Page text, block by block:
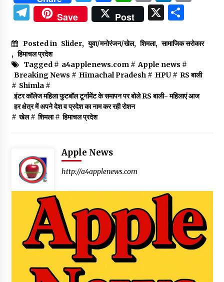
Telegram
Save Post X
Posted in Slider, युवा/मनोरंजन/खेल, शिमला, सामाजिक सरोकार
, हिमाचल प्रदेश
Tagged # a4applenews.com# Apple news #
Breaking News # Himachal Pradesh# HPU# RS बाली
# Shimla#
इंटर कॉलेज महिला फुटबॉल टूर्नामेंट के समापन पर बोले RS बाली- महिलाएं आज
हर क्षेत्र में अपने देश व प्रदेश का नाम कर रही रोशन
# खेल# शिमला# हिमाचल प्रदेश
Apple News
http://a4applenews.com